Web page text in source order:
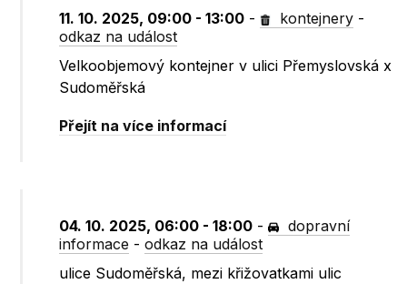
11. 10. 2025, 09:00 - 13:00 - kontejnery -
odkaz na událost
Velkoobjemový kontejner v ulici Přemyslovská x
Sudoměřská
Přejít na více informací
04. 10. 2025, 06:00 - 18:00 -
dopravní
informace -odkaz na událost
ulice Sudoměřská, mezi křižovatkami ulic